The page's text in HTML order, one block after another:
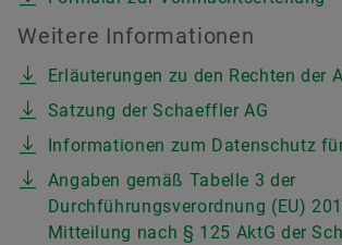
Weitere Informationen
Erläuterungen zu den Rechten der
Satzung der Schaeffler AG
Informationen zum Datenschutz
Angaben gemäß Tabelle 3 der
Durchführungsverordnung (EU)
Mitteilung nach § 125 AktG der